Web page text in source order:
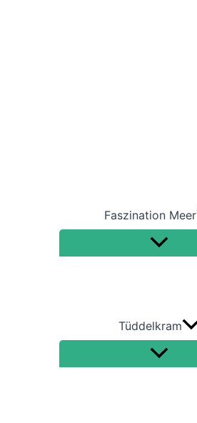
Faszination Meer
Tüddelkram